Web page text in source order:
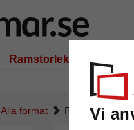
Vi
Ramstorlek
195 kr
Alla format Plastram Zulte